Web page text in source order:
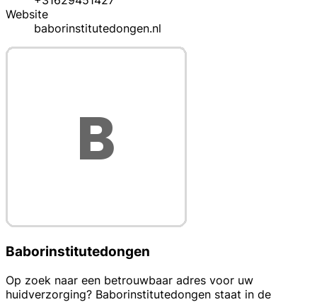
Website
baborinstitutedongen.nl
Baborinstitutedongen
Op zoek naar een betrouwbaar adres voor uw
huidverzorging? Baborinstitutedongen staat in de